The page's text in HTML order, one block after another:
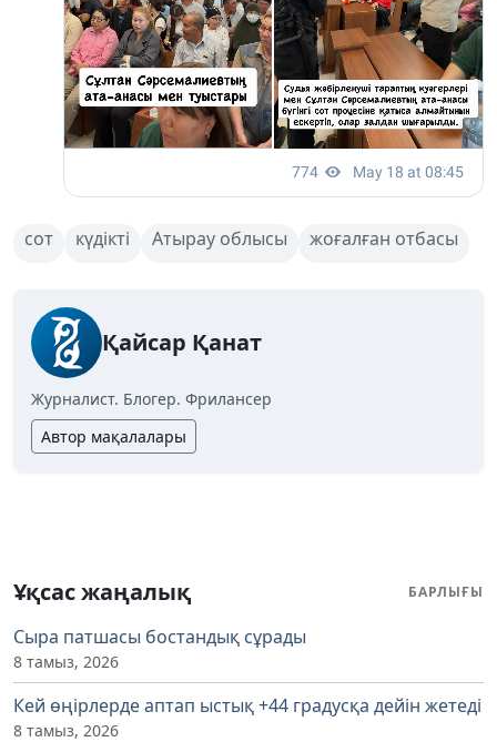
сот күдікті Атырау облысы жоғалған отбасы
Қайсар Қанат
Журналист. Блогер. Фрилансер
Автор мақалалары
Ұқсас жаңалық БАРЛЫҒЫ
Сыра патшасы бостандық сұрады
8 тамыз, 2026
Кей өңірлерде аптап ыстық +44 градусқа дейін жетеді
8 тамыз, 2026